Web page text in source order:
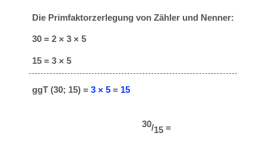
Die Primfaktorzerlegung von Zähler und Nenner:
30 = 2 × 3 × 5
15 = 3 × 5
ggT (30; 15) = 3 × 5 = 15
30/15=